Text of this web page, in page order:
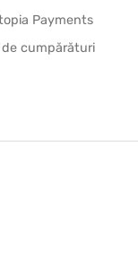
Payments
cumpărături